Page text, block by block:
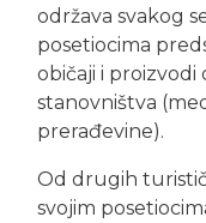
održava svakog
posetiocima
običaji i
stanovništva
prerađevine).
Od drugih
svojim